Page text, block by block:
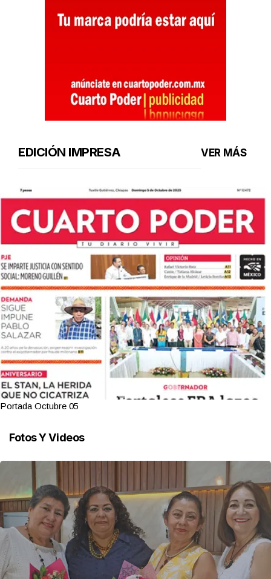
EDICIÓN IMPRESA VER MÁS
Portada Octubre 05
Fotos Y Videos